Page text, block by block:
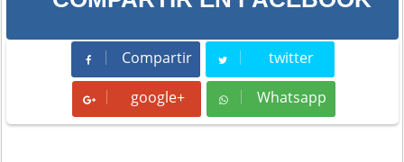
Compartir
Compartir twitter
Tweet
google+ Whatsapp
Whatsapp